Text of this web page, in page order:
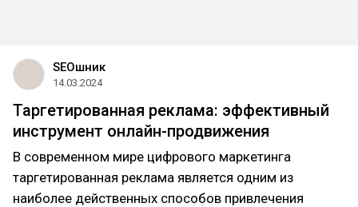
SEOшник
14.03.2024
Таргетированная реклама: эффективный
инструмент онлайн-продвижения
В современном мире цифрового маркетинга
таргетированная реклама является одним из
наиболее действенных способов привлечения